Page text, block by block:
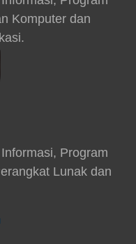
Komputer dan
Program
Lunak dan